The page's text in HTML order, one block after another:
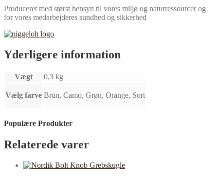
Produceret med størst hensyn til vores miljø og naturressourcer og
for vores medarbejderes sundhed og sikkerhed
Yderligere information
Vægt 0,3 kg
Vælg farve Brun, Camo, Grøn, Orange, Sort
Populære Produkter
Relaterede varer